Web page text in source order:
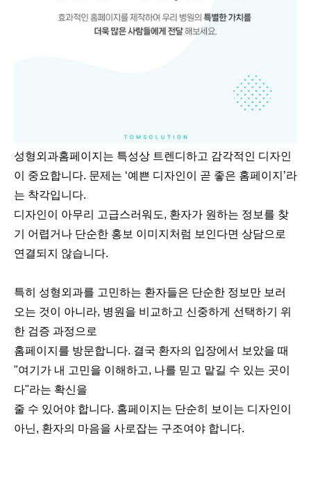
성형외과홈페이지는 특성상 트렌디하고 감각적인 디자인
이 중요합니다. 문제는 ‘예쁜 디자인이 곧 좋은 홈페이지’라
는 착각입니다.
디자인이 아무리 고급스러워도, 환자가 원하는 정보를 찾
기 어렵거나 단순한 홍보 이미지처럼 보인다면 상담으로
연결되지 않습니다.
특히 성형외과를 고민하는 환자들은 단순한 정보만 보러
오는 것이 아니라, 병원을 비교하고 신중하게 선택하기 위
한 검증 과정으로
홈페이지를 방문합니다. 결국 환자의 입장에서 보았을 때
"여기가 내 고민을 이해하고, 나를 믿고 맡길 수 있는 곳이
다"라는 확신을
줄 수 있어야 합니다. 홈페이지는 단순히 보이는 디자인이
아닌, 환자의 마음을 사로잡는 구조여야 합니다​.